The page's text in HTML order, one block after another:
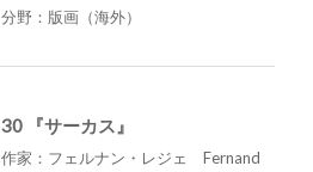
分野：版画（海外）
30 『サーカス』
作家：フェルナン・レジェ Fernand